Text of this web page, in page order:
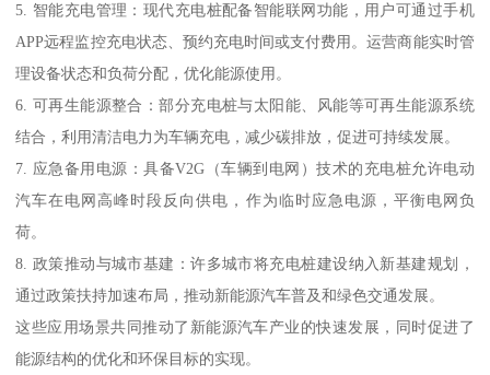
5. 智能充电管理：现代充电桩配备智能联网功能，用户可通过手机
APP远程监控充电状态、预约充电时间或支付费用。运营商能实时管
理设备状态和负荷分配，优化能源使用。
6. 可再生能源整合：部分充电桩与太阳能、风能等可再生能源系统
结合，利用清洁电力为车辆充电，减少碳排放，促进可持续发展。
7. 应急备用电源：具备V2G（车辆到电网）技术的充电桩允许电动
汽车在电网高峰时段反向供电，作为临时应急电源，平衡电网负
荷。
8. 政策推动与城市基建：许多城市将充电桩建设纳入新基建规划，
通过政策扶持加速布局，推动新能源汽车普及和绿色交通发展。
这些应用场景共同推动了新能源汽车产业的快速发展，同时促进了
能源结构的优化和环保目标的实现。